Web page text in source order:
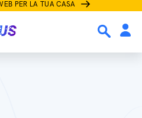
PER LA TUA CASA